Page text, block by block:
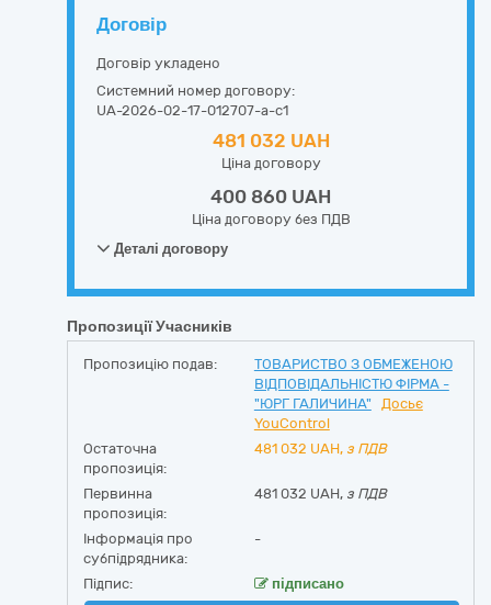
Договір
Договір укладено
Системний номер договору:
UA-2026-02-17-012707-a-c1
481 032 UAH
Ціна договору
400 860 UAH
Ціна договору без ПДВ
Деталі договору
Пропозиції Учасників
Пропозицію подав:
ТОВАРИСТВО З ОБМЕЖЕНОЮ
ВІДПОВІДАЛЬНІСТЮ ФІРМА -
"ЮРГ ГАЛИЧИНА"
Досьє
YouControl
Остаточна
пропозиція:
481 032 UAH, з ПДВ
Первинна
пропозиція:
481 032 UAH, з ПДВ
Інформація про
субпідрядника:
-
Підпис: підписано